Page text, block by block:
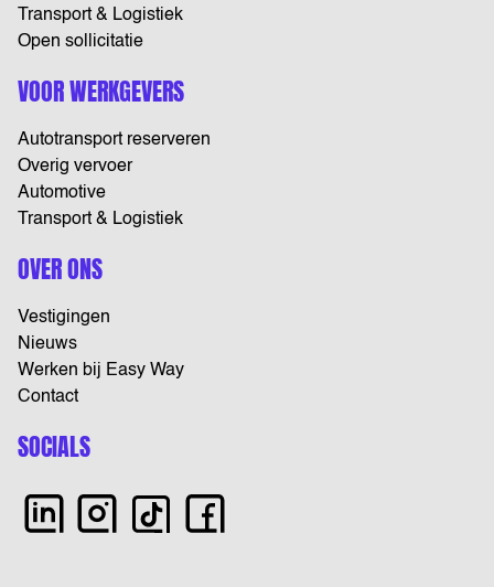
Transport & Logistiek
Open sollicitatie
VOOR WERKGEVERS
Autotransport reserveren
Overig vervoer
Automotive
Transport & Logistiek
OVER ONS
Vestigingen
Nieuws
Werken bij Easy Way
Contact
SOCIALS